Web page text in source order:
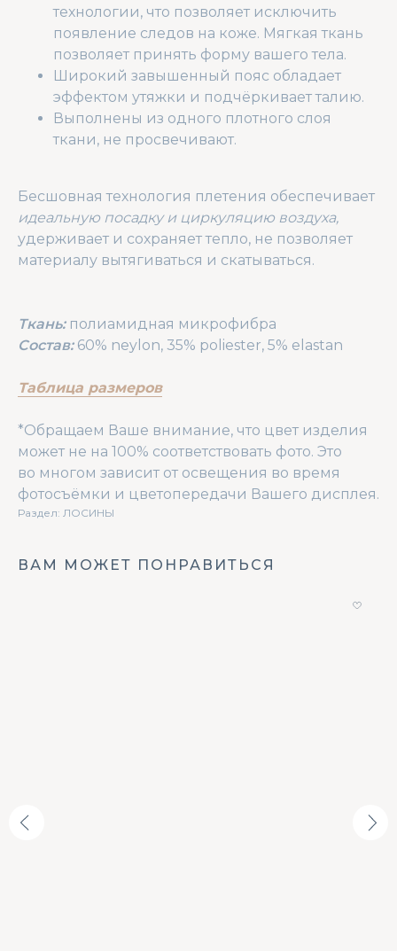
технологии, что позволяет исключить
появление следов на коже. Мягкая ткань
позволяет принять форму вашего тела.
Широкий завышенный пояс обладает
эффектом утяжки и подчёркивает талию.
Выполнены из одного плотного слоя
ткани, не просвечивают.
Бесшовная технология плетения обеспечивает
идеальную посадку и циркуляцию воздуха,
удерживает и сохраняет тепло, не позволяет
материалу вытягиваться и скатываться.
Ткань:полиамидная микрофибра
Состав: 60% neylon, 35% poliester, 5% elastan
Таблица размеров
*Обращаем Ваше внимание, что цвет изделия
может не на 100% соответствовать фото. Это
во многом зависит от освещения во время
фотосъёмки и цветопередачи Вашего дисплея.
Раздел: ЛОСИНЫ
ВАМ МОЖЕТ ПОНРАВИТЬСЯ